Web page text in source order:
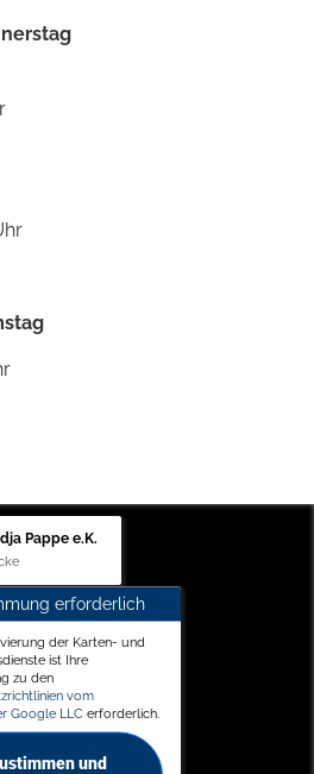
Pappe e.K.
erforderlich
der Karten- und
ist Ihre
zu den
vom
Google LLC erforderlich.
und